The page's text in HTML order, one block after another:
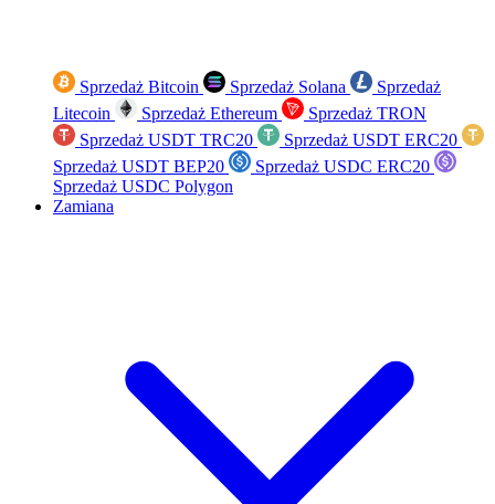
Sprzedaż Bitcoin Sprzedaż Solana
Sprzedaż
Litecoin
Sprzedaż Ethereum
Sprzedaż TRON
Sprzedaż USDT TRC20
Sprzedaż USDT ERC20
Sprzedaż USDT BEP20
Sprzedaż USDC ERC20
Sprzedaż USDC Polygon
Zamiana